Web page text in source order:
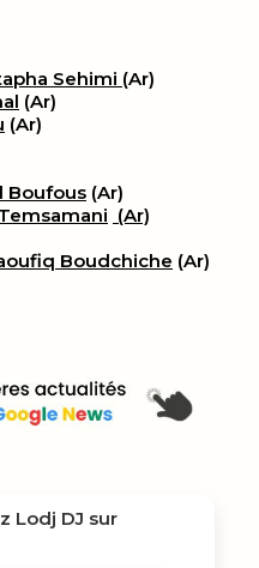
Sehimi (Ar)
(Ar)
(Ar)
Boufous (Ar)
(Ar)
Boudchiche (Ar)
Lodj DJ sur